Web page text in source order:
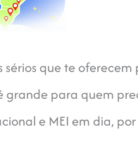
que te
grande para quem
e MEI em dia,